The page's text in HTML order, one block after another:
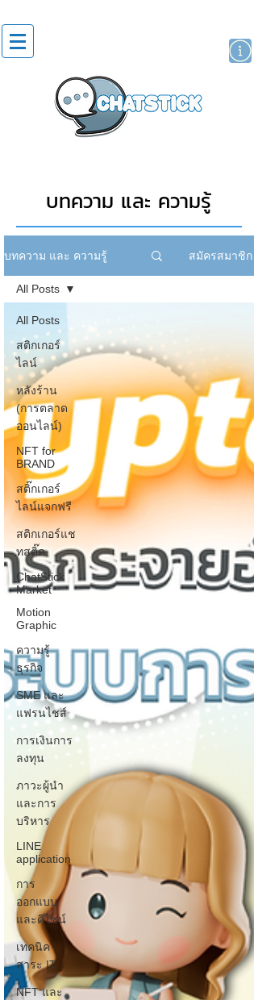
บทความ และ ความรู้
บทความ และ ความรู้ สมัครสมาชิก
All Posts
สติกเกอร์
ไลน์
หลังร้าน
(การตลาด
ออนไลน์)
NFT for
BRAND
สติ๊กเกอร์
ไลน์แจกฟรี
สติกเกอร์แช
ทสติ๊ค
ChatStick
Market
Motion
Graphic
ความรู้
ธุรกิจ
SME และ
แฟรนไชส์
การเงินการ
ลงทุน
ภาวะผู้นำ
และการ
บริหาร
LINE
application
การ
ออกแบบ
และดีไซน์
เทคนิค
สาระ IT
NFT และ
All Posts